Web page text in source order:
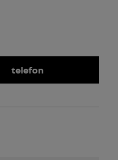
telefon